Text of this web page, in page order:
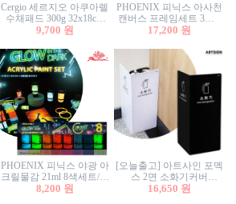
Cergio 세르지오 아쿠아렐
수채패드 300g 32x18cm
12매 1면제본
9,700 원
PHOENIX 피닉스 아사천
캔버스 프레임세트 3호F
27.3x22cm 캔버스와 올림
17,200 원
PHOENIX 피닉스 야광 아
크릴물감 21ml 8색세트/야
광물감
8,200 원
[오늘출고] 아트사인 포멕
스 2면 소화기커버
1470/1471/소화기커버/소
16,650 원